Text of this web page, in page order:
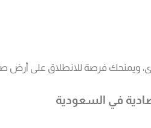
ويمنحك فرصة للانطلاق على
في السعودية